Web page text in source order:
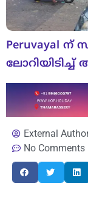
Peruvayal ന്
External
No Comments